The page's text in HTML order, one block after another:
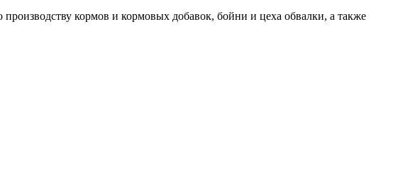
кормов и кормовых добавок, бойни и цеха обвалки, а также